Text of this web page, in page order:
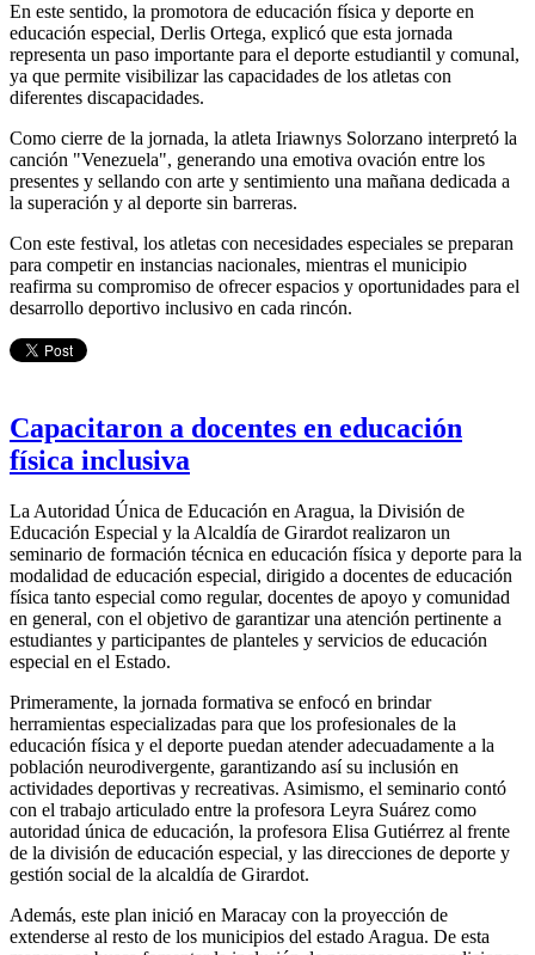
En este sentido, la promotora de educación física y deporte en
educación especial, Derlis Ortega, explicó que esta jornada
representa un paso importante para el deporte estudiantil y comunal,
ya que permite visibilizar las capacidades de los atletas con
diferentes discapacidades.
Como cierre de la jornada, la atleta Iriawnys Solorzano interpretó la
canción "Venezuela", generando una emotiva ovación entre los
presentes y sellando con arte y sentimiento una mañana dedicada a
la superación y al deporte sin barreras.
Con este festival, los atletas con necesidades especiales se preparan
para competir en instancias nacionales, mientras el municipio
reafirma su compromiso de ofrecer espacios y oportunidades para el
desarrollo deportivo inclusivo en cada rincón.
Capacitaron a docentes en educación
física inclusiva
La Autoridad Única de Educación en Aragua, la División de
Educación Especial y la Alcaldía de Girardot realizaron un
seminario de formación técnica en educación física y deporte para la
modalidad de educación especial, dirigido a docentes de educación
física tanto especial como regular, docentes de apoyo y comunidad
en general, con el objetivo de garantizar una atención pertinente a
estudiantes y participantes de planteles y servicios de educación
especial en el Estado.
Primeramente, la jornada formativa se enfocó en brindar
herramientas especializadas para que los profesionales de la
educación física y el deporte puedan atender adecuadamente a la
población neurodivergente, garantizando así su inclusión en
actividades deportivas y recreativas. Asimismo, el seminario contó
con el trabajo articulado entre la profesora Leyra Suárez como
autoridad única de educación, la profesora Elisa Gutiérrez al frente
de la división de educación especial, y las direcciones de deporte y
gestión social de la alcaldía de Girardot.
Además, este plan inició en Maracay con la proyección de
extenderse al resto de los municipios del estado Aragua. De esta